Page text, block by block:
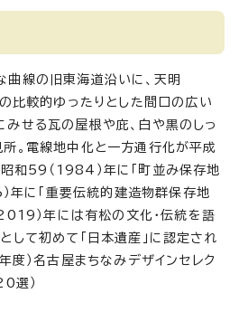
曲線の旧東海道沿いに、天明
比較的ゆったりとした間口の広い
みせる瓦の屋根や庇、白や黒のしっ
所。電線地中化と一方通行化が平成
和59（1984）年に「町並み保存地
年に「重要伝統的建造物群保存地
2019）年には有松の文化・伝統を語
して初めて「日本遺産」に認定され
度）名古屋まちなみデザインセレク
選）